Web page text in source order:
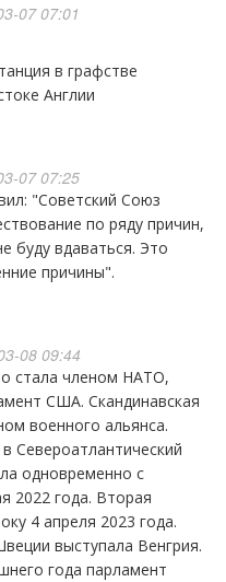
07 07:01
в графстве
Англии
07 07:25
по ряду причин,
буду вдаваться. Это
причины".
08 09:44
США. Скандинавская
военного альянса.
Североатлантический
одновременно с
2022 года. Вторая
4 апреля 2023 года.
выступала Венгрия.
года парламент